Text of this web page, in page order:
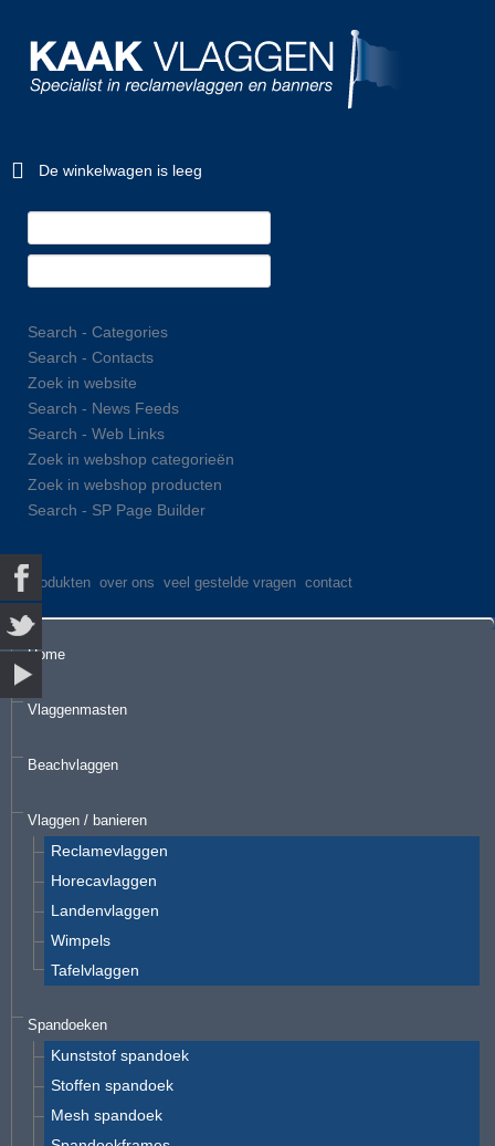
De winkelwagen is leeg
Search - Categories
Search - Contacts
Zoek in website
Search - News Feeds
Search - Web Links
Zoek in webshop categorieën
Zoek in webshop producten
Search - SP Page Builder
produkten over ons veel gestelde vragen contact
Home
Vlaggenmasten
Beachvlaggen
Vlaggen / banieren
Reclamevlaggen
Horecavlaggen
Landenvlaggen
Wimpels
Tafelvlaggen
Spandoeken
Kunststof spandoek
Stoffen spandoek
Mesh spandoek